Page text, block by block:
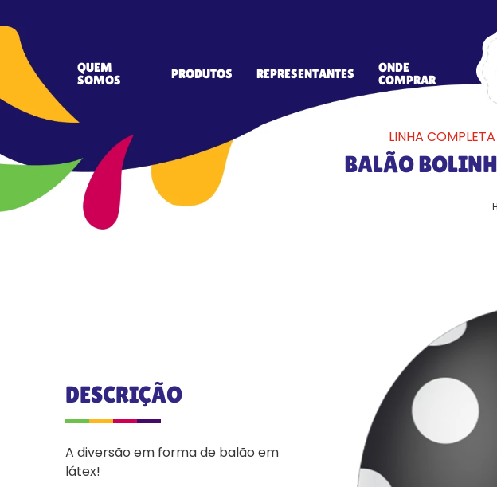
QUEM
SOMOS
PRODUTOS REPRESENTANTES
ONDE
COMPRAR
LINHA
BALÃO
DESCRIÇÃO
A diversão em forma de balão em
látex!